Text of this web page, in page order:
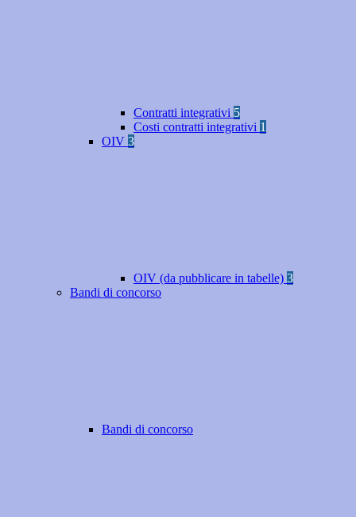
Contratti integrativi 5
Costi contratti integrativi 1
OIV 3
OIV (da pubblicare in tabelle) 3
Bandi di concorso
Bandi di concorso